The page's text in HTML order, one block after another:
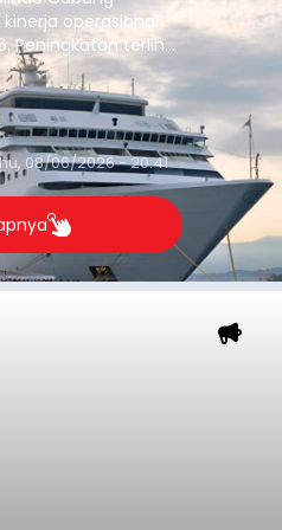
operasional
Peningkatan terlihat
1,48 juta Gross
12,4 persen
tahun lalu
GT.
08/06/2026 - 20:41